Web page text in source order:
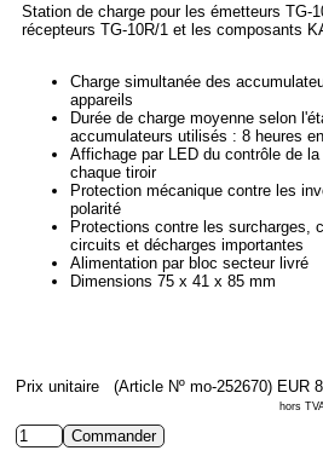
Station de charge pour les émetteurs TG-
récepteurs TG-10R/1 et les composants
Charge simultanée des
appareils
Durée de charge moyenne selon
accumulateurs utilisés : 8 heures
Affichage par LED du contrôle de la
chaque tiroir
Protection mécanique contre les
polarité
Protections contre les surcharges,
circuits et décharges importantes
Alimentation par bloc secteur livré
Dimensions 75 x 41 x 85 mm
Prix unitaire (Article Nº mo-252670) EUR
hors